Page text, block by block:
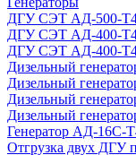
ДГУ СЭТ АД-500-
ДГУ СЭТ АД-400-
ДГУ СЭТ АД-400-
Дизельный
Дизельный
Дизельный
Дизельный
Генератор АД-16С-
Отгрузка двух ДГУ